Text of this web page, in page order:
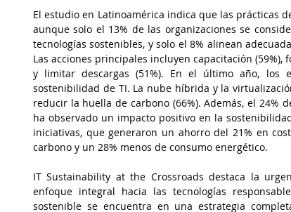
El estudio en Latinoamérica indica que las prácticas
aunque solo el 13% de las organizaciones se
tecnologías sostenibles, y solo el 8% alinean
Las acciones principales incluyen capacitación
y limitar descargas (51%). En el último año, los
sostenibilidad de TI. La nube híbrida y la
reducir la huella de carbono (66%). Además, el 24%
ha observado un impacto positivo en la
iniciativas, que generaron un ahorro del 21% en
carbono y un 28% menos de consumo energético.
IT Sustainability at the Crossroads destaca la
enfoque integral hacia las tecnologías
sostenible se encuentra en una estrategia